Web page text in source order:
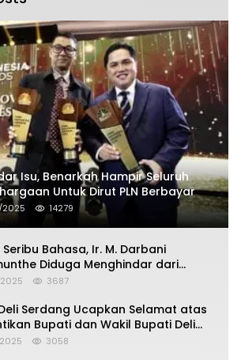
Isu, Benarkah Hampir Seluruh
Untuk Dirut PLN Berbayar
14279
Seribu Bahasa, Ir. M. Darbani
Diduga Menghindar dari
Politik
3687
Serdang Ucapkan Selamat atas
Bupati dan Wakil Bupati Deli
3058